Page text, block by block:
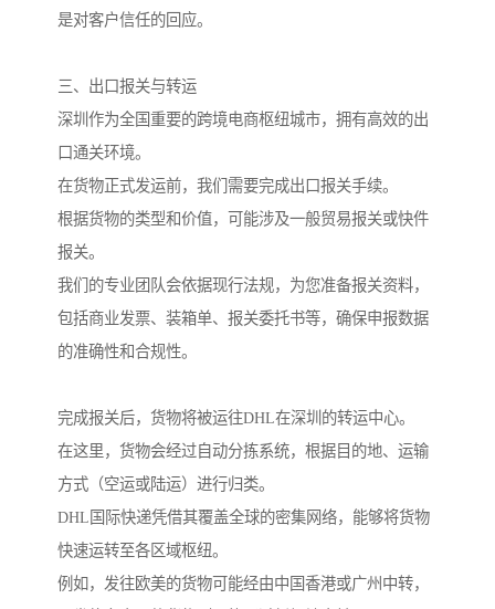
是对客户信任的回应。
三、出口报关与转运
深圳作为全国重要的跨境电商枢纽城市，拥有高效的出
口通关环境。
在货物正式发运前，我们需要完成出口报关手续。
根据货物的类型和价值，可能涉及一般贸易报关或快件
报关。
我们的专业团队会依据现行法规，为您准备报关资料，
包括商业发票、装箱单、报关委托书等，确保申报数据
的准确性和合规性。
完成报关后，货物将被运往DHL在深圳的转运中心。
在这里，货物会经过自动分拣系统，根据目的地、运输
方式（空运或陆运）进行归类。
DHL国际快递凭借其覆盖全球的密集网络，能够将货物
快速运转至各区域枢纽。
例如，发往欧美的货物可能经由中国香港或广州中转，